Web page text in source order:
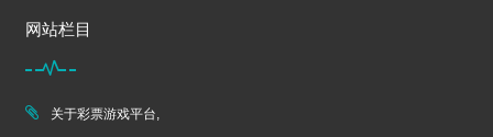
网站栏目
关于彩票游戏平台,